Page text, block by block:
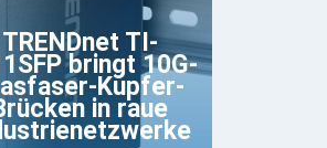
TRENDnet TI-
bringt 10G-
Kupfer-
in raue